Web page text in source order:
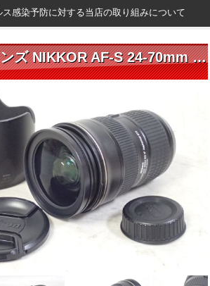
ス感染予防に対する当店の取り組みについて
Nikon レンズ NIKKOR AF-S 24-70mm F2.8G ED